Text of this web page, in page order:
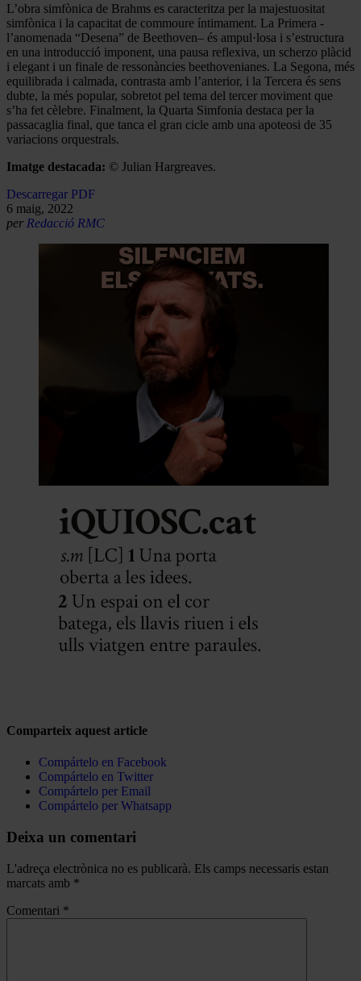
L’obra simfònica de Brahms es caracteritza per la majestuositat
simfònica i la capacitat de commoure íntimament. La Primera -
l’anomenada “Desena” de Beethoven– és ampul·losa i s’estructura
en una introducció imponent, una pausa reflexiva, un scherzo plàcid
i elegant i un finale de ressonàncies beethovenianes. La Segona, més
equilibrada i calmada, contrasta amb l’anterior, i la Tercera és sens
dubte, la més popular, sobretot pel tema del tercer moviment que
s’ha fet cèlebre. Finalment, la Quarta Simfonia destaca per la
passacaglia final, que tanca el gran cicle amb una apoteosi de 35
variacions orquestrals.
Imatge destacada: © Julian Hargreaves.
Descarregar PDF
6 maig, 2022
per Redacció RMC
Comparteix aquest article
Compártelo en Facebook
Compártelo en Twitter
Compártelo per Email
Compártelo per Whatsapp
Deixa un comentari
L'adreça electrònica no es publicarà. Els camps necessaris estan
marcats amb *
Comentari *